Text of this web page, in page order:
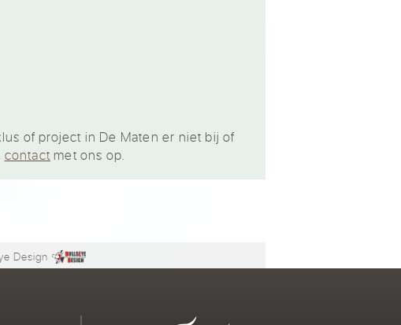
of project in De Maten er niet bij of
contact met ons op.
Design